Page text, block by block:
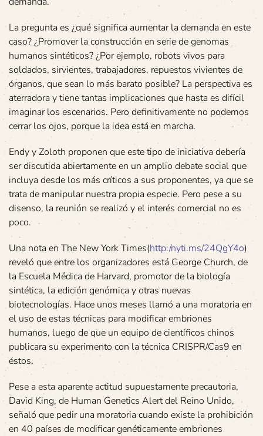
La pregunta es ¿qué significa aumentar la demanda en este
caso? ¿Promover la construcción en serie de genomas
humanos sintéticos? ¿Por ejemplo, robots vivos para
soldados, sirvientes, trabajadores, repuestos vivientes de
órganos, que sean lo más barato posible? La perspectiva es
aterradora y tiene tantas implicaciones que hasta es difícil
imaginar los escenarios. Pero definitivamente no podemos
cerrar los ojos, porque la idea está en marcha.
Endy y Zoloth proponen que este tipo de iniciativa debería
ser discutida abiertamente en un amplio debate social que
incluya desde los más críticos a sus proponentes, ya que se
trata de manipular nuestra propia especie. Pero pese a su
disenso, la reunión se realizó y el interés comercial no es
poco.
Una nota en The New York Times(http:/nyti.ms/24QgY4o)
reveló que entre los organizadores está George Church, de
la Escuela Médica de Harvard, promotor de la biología
sintética, la edición genómica y otras nuevas
biotecnologías. Hace unos meses llamó a una moratoria en
el uso de estas técnicas para modificar embriones
humanos, luego de que un equipo de científicos chinos
publicara su experimento con la técnica CRISPR/Cas9 en
éstos.
Pese a esta aparente actitud supuestamente precautoria,
David King, de Human Genetics Alert del Reino Unido,
señaló que pedir una moratoria cuando existe la prohibición
en 40 países de modificar genéticamente embriones